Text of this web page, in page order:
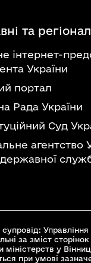
та
інтернет-
України
портал
Рада України
Суд
агентство
супровід:
за зміст
міністерств у
при умові